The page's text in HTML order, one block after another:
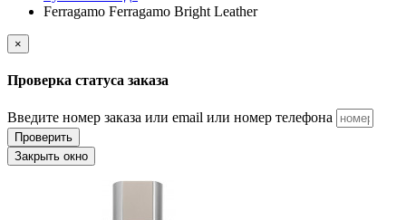
Ferragamo Ferragamo Bright Leather
×
Проверка статуса заказа
Введите номер заказа или email или номер телефона
Проверить
Закрыть окно